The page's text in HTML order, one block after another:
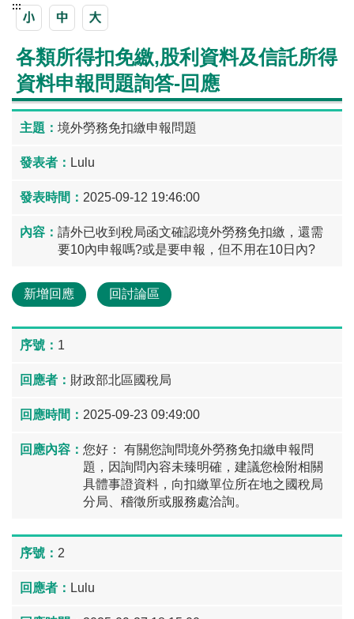
:::
各類所得扣免繳,股利資料及信託所得
資料申報問題詢答-回應
境外勞務免扣繳申報問題
Lulu
2025-09-12 19:46:00
請外已收到稅局函文確認境外勞務免扣繳，還需
要10內申報嗎?或是要申報，但不用在10日內?
新增回應 回討論區
1
財政部北區國稅局
2025-09-23 09:49:00
您好： 有關您詢問境外勞務免扣繳申報問
題，因詢問內容未臻明確，建議您檢附相關
具體事證資料，向扣繳單位所在地之國稅局
分局、稽徵所或服務處洽詢。
2
Lulu